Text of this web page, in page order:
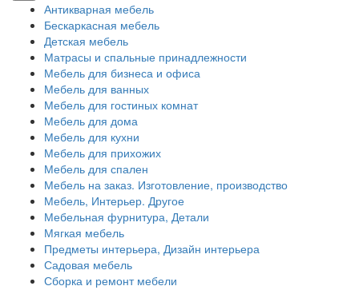
Антикварная мебель
Бескаркасная мебель
Детская мебель
Матрасы и спальные принадлежности
Мебель для бизнеса и офиса
Мебель для ванных
Мебель для гостиных комнат
Мебель для дома
Мебель для кухни
Мебель для прихожих
Мебель для спален
Мебель на заказ. Изготовление, производство
Мебель, Интерьер. Другое
Мебельная фурнитура, Детали
Мягкая мебель
Предметы интерьера, Дизайн интерьера
Садовая мебель
Сборка и ремонт мебели